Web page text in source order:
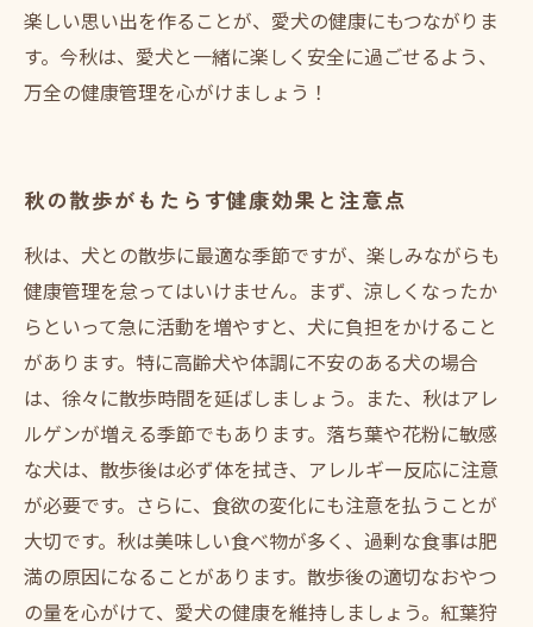
楽しい思い出を作ることが、愛犬の健康にもつながりま
す。今秋は、愛犬と一緒に楽しく安全に過ごせるよう、
万全の健康管理を心がけましょう！
秋の散歩がもたらす健康効果と注意点
秋は、犬との散歩に最適な季節ですが、楽しみながらも
健康管理を怠ってはいけません。まず、涼しくなったか
らといって急に活動を増やすと、犬に負担をかけること
があります。特に高齢犬や体調に不安のある犬の場合
は、徐々に散歩時間を延ばしましょう。また、秋はアレ
ルゲンが増える季節でもあります。落ち葉や花粉に敏感
な犬は、散歩後は必ず体を拭き、アレルギー反応に注意
が必要です。さらに、食欲の変化にも注意を払うことが
大切です。秋は美味しい食べ物が多く、過剰な食事は肥
満の原因になることがあります。散歩後の適切なおやつ
の量を心がけて、愛犬の健康を維持しましょう。紅葉狩